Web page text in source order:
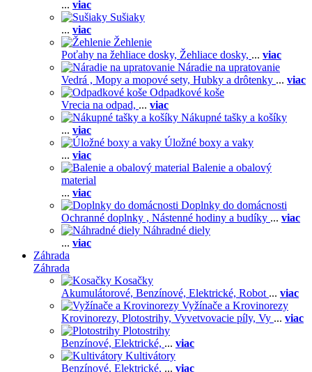
... viac
Sušiaky
... viac
Žehlenie
Poťahy na žehliace dosky, Žehliace dosky, ... viac
Náradie na upratovanie
Vedrá , Mopy a mopové sety, Hubky a drôtenky ... viac
Odpadkové koše
Vrecia na odpad, ... viac
Nákupné tašky a košíky
... viac
Úložné boxy a vaky
... viac
Balenie a obalový
material
... viac
Doplnky do domácnosti
Ochranné doplnky , Nástenné hodiny a budíky ... viac
Náhradné diely
... viac
Záhrada
Záhrada
Kosačky
Akumulátorové, Benzínové, Elektrické, Robot ... viac
Vyžínače a Krovinorezy
Krovinorezy, Plotostrihy, Vyvetvovacie píly, Vy ... viac
Plotostrihy
Benzínové, Elektrické, ... viac
Kultivátory
Benzínové, Elektrické, ... viac